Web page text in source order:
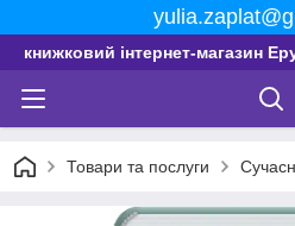
книжковий інтернет-магазин
Товари та послуги